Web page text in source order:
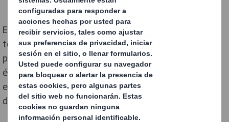
El packaging industrial es un factor determinante en
toda la cadena de suministro y una solución adecuada
puede ayudar a que tu negocio, a nivel logístico, tenga
éxito. Por ello, es importante tomarse un tiempo para
encontrar el embalaje adecuado, ya que puede incidir
directamente en algunos aspectos como: